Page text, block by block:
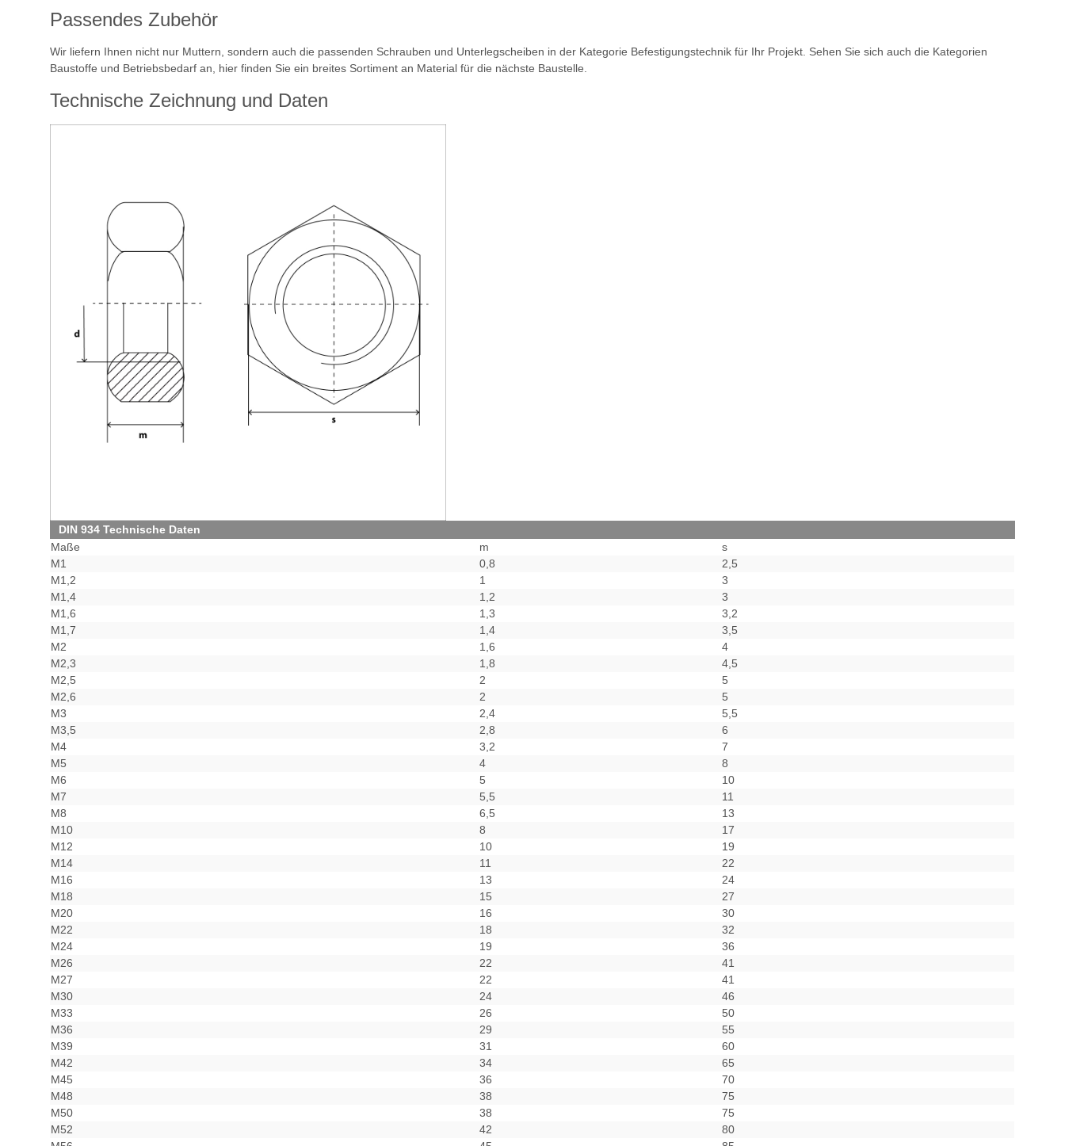
Passendes Zubehör
Wir liefern Ihnen nicht nur Muttern, sondern auch die passenden Schrauben und Unterlegscheiben in der Kategorie Befestigungstechnik für Ihr Projekt. Sehen Sie sich auch die Kategorien
Baustoffe und Betriebsbedarf an, hier finden Sie ein breites Sortiment an Material für die nächste Baustelle.
Technische Zeichnung und Daten
DIN 934 Technische Daten
Maße
m
s
M1
0,8
2,5
M1,2
1
3
M1,4
1,2
3
M1,6
1,3
3,2
M1,7
1,4
3,5
M2
1,6
4
M2,3
1,8
4,5
M2,5
2
5
M2,6
2
5
M3
2,4
5,5
M3,5
2,8
6
M4
3,2
7
M5
4
8
M6
5
10
M7
5,5
11
M8
6,5
13
M10
8
17
M12
10
19
M14
11
22
M16
13
24
M18
15
27
M20
16
30
M22
18
32
M24
19
36
M26
22
41
M27
22
41
M30
24
46
M33
26
50
M36
29
55
M39
31
60
M42
34
65
M45
36
70
M48
38
75
M50
38
75
M52
42
80